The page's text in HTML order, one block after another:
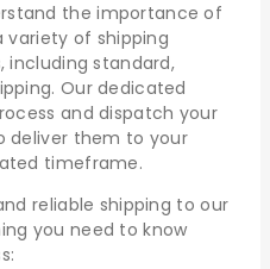
the importance of
variety of shipping
including standard,
Our dedicated
and dispatch your
deliver them to your
timeframe.
reliable shipping to our
you need to know